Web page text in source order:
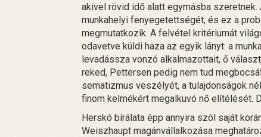
akivel rövid idő alatt egymásba
munkahelyi fenyegetettségét, és ez a
megmutatkozik. A felvétel kritériumát
odavetve küldi haza az egyik lányt: a
levadássza vonzó alkalmazottait, ő
reked, Pettersen pedig nem tud
sematizmus veszélyét, a tulajdonságok
finom kelmékért megalkuvó nő elítélését.
Herskó bírálata épp annyira szól saját
Weiszhaupt magánvállalkozása